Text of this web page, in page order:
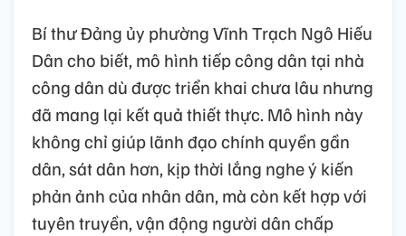
Bí thư Đảng ủy phường Vĩnh Trạch Ngô Hiếu
Dân cho biết, mô hình tiếp công dân tại nhà
công dân dù được triển khai chưa lâu nhưng
đã mang lại kết quả thiết thực. Mô hình này
không chỉ giúp lãnh đạo chính quyền gần
dân, sát dân hơn, kịp thời lắng nghe ý kiến
phản ảnh của nhân dân, mà còn kết hợp với
tuyên truyền, vận động người dân chấp